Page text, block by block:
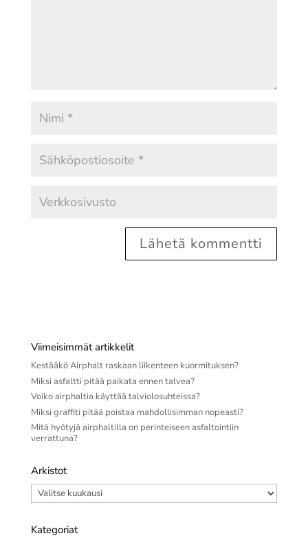
Viimeisimmät artikkelit
Kestääkö Airphalt raskaan liikenteen kuormituksen?
Miksi asfaltti pitää paikata ennen talvea?
Voiko airphaltia käyttää talviolosuhteissa?
Miksi graffiti pitää poistaa mahdollisimman nopeasti?
Mitä hyötyjä airphaltilla on perinteiseen asfaltointiin
verrattuna?
Arkistot
Arkistot
Kategoriat